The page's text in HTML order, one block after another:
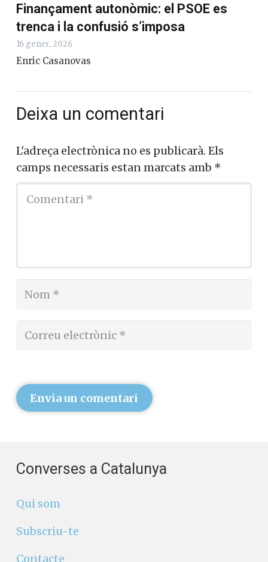
pèrdues per inflació
19 gener, 2026
Enric Casanovas
Finançament autonòmic: el PSOE es
trenca i la confusió s’imposa
Deixa un comentari
camps necessaris estan marcats amb